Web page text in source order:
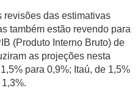
revisões das estimativas
também estão revendo para
(Produto Interno Bruto) de
as projeções nesta
para 0,9%; Itaú, de 1,5%